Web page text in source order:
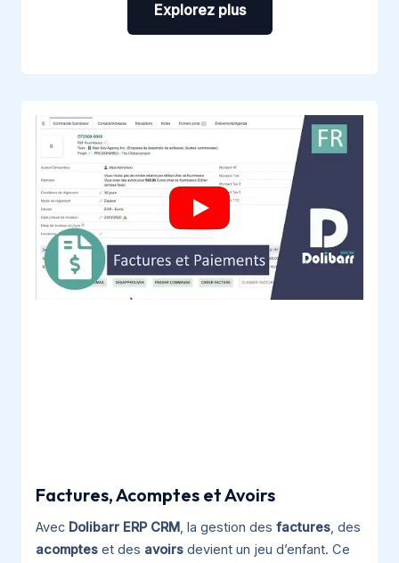
Explorez plus
Factures, Acomptes et Avoirs
Avec Dolibarr ERP CRM, la gestion des factures, des
acomptes et des avoirs devient un jeu d’enfant. Ce